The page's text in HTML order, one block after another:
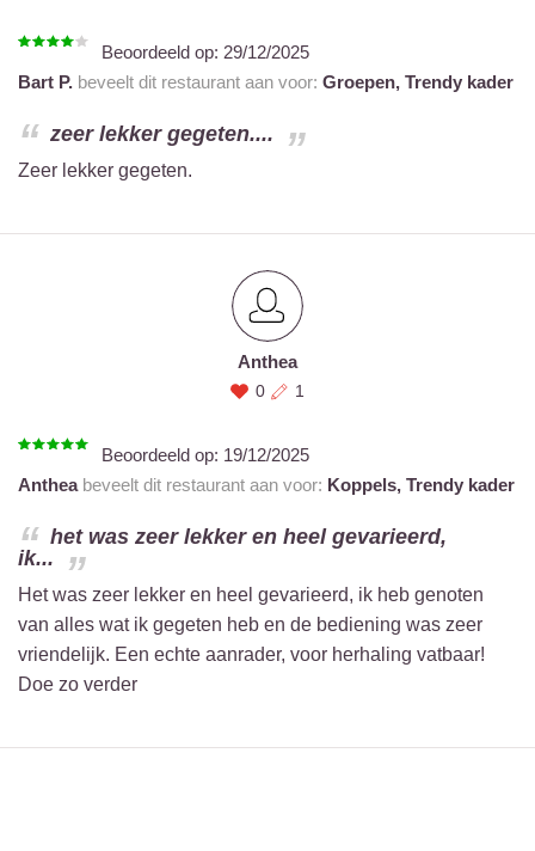
Beoordeeld op: 29/12/2025
Bart P. beveelt dit restaurant aan voor: Groepen, Trendy kader
zeer lekker gegeten....
Zeer lekker gegeten.
Anthea
0 1
Beoordeeld op: 19/12/2025
Antheabeveelt dit restaurant aan voor: Koppels, Trendy kader
het was zeer lekker en heel gevarieerd,
ik...
Het was zeer lekker en heel gevarieerd, ik heb genoten
van alles wat ik gegeten heb en de bediening was zeer
vriendelijk. Een echte aanrader, voor herhaling vatbaar!
Doe zo verder